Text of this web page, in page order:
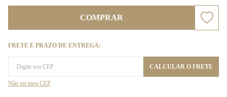
COMPRAR
FRETE E PRAZO DE ENTREGA:
CALCULAR O FRETE
Não sei meu CEP